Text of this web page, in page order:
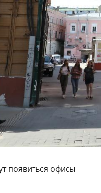
появиться офисы